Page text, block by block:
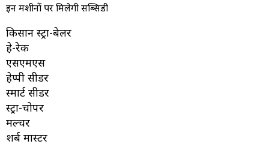
इन मशीनों पर मिलेगी सब्सिडी
किसान स्ट्रा-बेलर
हे-रेक
एसएमएस
हेप्पी सीडर
स्मार्ट सीडर
स्ट्रा-चोपर
मल्चर
शर्ब मास्टर